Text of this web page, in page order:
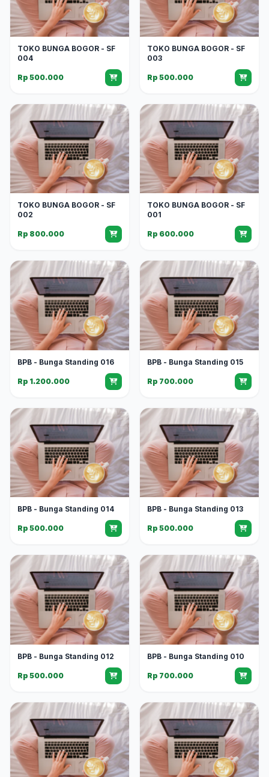
TOKO BUNGA BOGOR - SF
004
Rp 500.000
TOKO BUNGA BOGOR - SF
003
Rp 500.000
TOKO BUNGA BOGOR - SF
002
Rp 800.000
TOKO BUNGA BOGOR - SF
001
Rp 600.000
BPB - Bunga Standing 016
Rp 1.200.000
BPB - Bunga Standing 015
Rp 700.000
BPB - Bunga Standing 014
Rp 500.000
BPB - Bunga Standing 013
Rp 500.000
BPB - Bunga Standing 012
Rp 500.000
BPB - Bunga Standing 010
Rp 700.000